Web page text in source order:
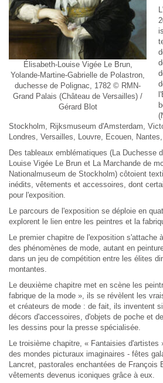
Élisabeth-Louise Vigée Le Brun,
Yolande-Martine-Gabrielle de Polastron,
duchesse de Polignac, 1782 © RMN-
Grand Palais (Château de Versailles) /
Gérard Blot
Stockholm, Rijksmuseum d'Amsterdam,
Londres, Versailles, Louvre, Ecouen,
Des tableaux emblématiques (La Duchesse
Louise Vigée Le Brun et La Marchande de
Nationalmuseum de Stockholm) côtoient
inédits, vêtements et accessoires, dont
pour l'exposition.
Le parcours de l'exposition se déploie en
explorent le lien entre les peintres et la
Le premier chapitre de l'exposition s'attache
des phénomènes de mode, autant en
dans un jeu de compétition entre les élites
montantes.
Le deuxième chapitre met en scène les
fabrique de la mode », ils se révèlent les
et créateurs de mode : de fait, ils inventent
décors d'accessoires, d'objets de poche et
les dessins pour la presse spécialisée.
Le troisième chapitre, « Fantaisies d'artistes
des mondes picturaux imaginaires - fêtes
Lancret, pastorales enchantées de François
vêtements devenus iconiques grâce à eux.